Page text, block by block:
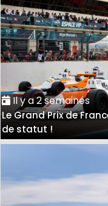
Il y a 2 semaines
Le Grand Prix de
de statut !